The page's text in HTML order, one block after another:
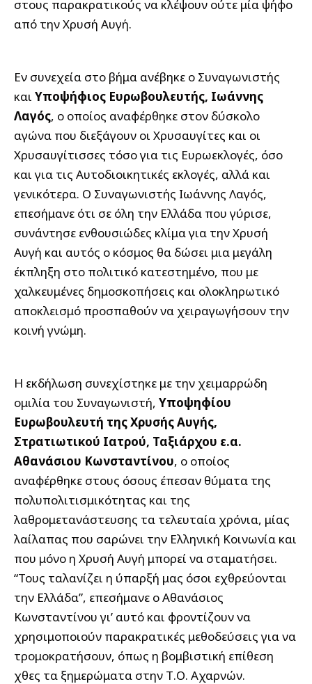
στους παρακρατικούς να κλέψουν ούτε μία ψήφο
από την Χρυσή Αυγή.
Εν συνεχεία στο βήμα ανέβηκε ο Συναγωνιστής
και Υποψήφιος Ευρωβουλευτής, Ιωάννης
Λαγός, ο οποίος αναφέρθηκε στον δύσκολο
αγώνα που διεξάγουν οι Χρυσαυγίτες και οι
Χρυσαυγίτισσες τόσο για τις Ευρωεκλογές, όσο
και για τις Αυτοδιοικητικές εκλογές, αλλά και
γενικότερα. Ο Συναγωνιστής Ιωάννης Λαγός,
επεσήμανε ότι σε όλη την Ελλάδα που γύρισε,
συνάντησε ενθουσιώδες κλίμα για την Χρυσή
Αυγή και αυτός ο κόσμος θα δώσει μια μεγάλη
έκπληξη στο πολιτικό κατεστημένο, που με
χαλκευμένες δημοσκοπήσεις και ολοκληρωτικό
αποκλεισμό προσπαθούν να χειραγωγήσουν την
κοινή γνώμη.
Η εκδήλωση συνεχίστηκε με την χειμαρρώδη
ομιλία του Συναγωνιστή, Υποψηφίου
Ευρωβουλευτή της Χρυσής Αυγής,
Στρατιωτικού Ιατρού, Ταξιάρχου ε.α.
Αθανάσιου Κωνσταντίνου, ο οποίος
αναφέρθηκε στους όσους έπεσαν θύματα της
πολυπολιτισμικότητας και της
λαθρομετανάστευσης τα τελευταία χρόνια, μίας
λαίλαπας που σαρώνει την Ελληνική Κοινωνία και
που μόνο η Χρυσή Αυγή μπορεί να σταματήσει.
“Τους ταλανίζει η ύπαρξή μας όσοι εχθρεύονται
την Ελλάδα”, επεσήμανε ο Αθανάσιος
Κωνσταντίνου γι’ αυτό και φροντίζουν να
χρησιμοποιούν παρακρατικές μεθοδεύσεις για να
τρομοκρατήσουν, όπως η βομβιστική επίθεση
χθες τα ξημερώματα στην Τ.Ο. Αχαρνών.